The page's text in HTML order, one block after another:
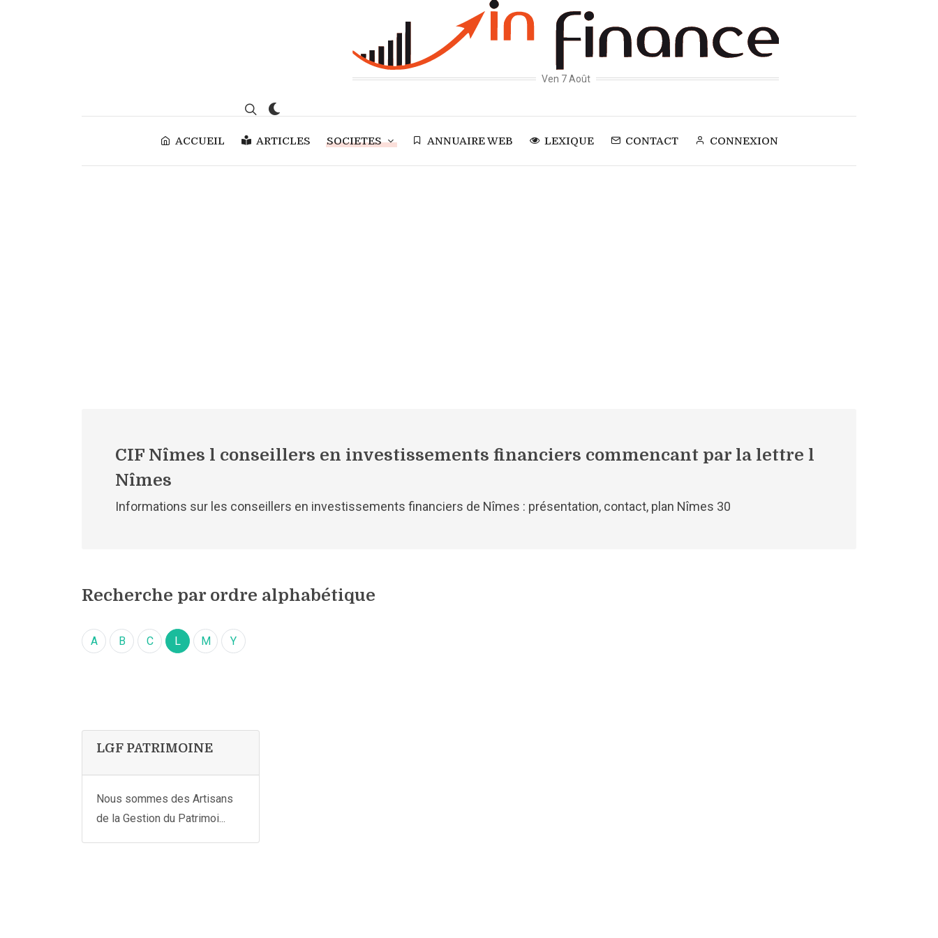
Ven 7 Août
ACCUEIL ARTICLES SOCIETES ANNUAIRE WEB LEXIQUE CONTACT CONNEXION
CIF Nîmes l conseillers en investissements financiers commencant par la lettre l
Nîmes
Informations sur les conseillers en investissements financiers de Nîmes : présentation, contact, plan Nîmes 30
Recherche par ordre alphabétique
A B C L M Y
LGF PATRIMOINE
Nous sommes des Artisans
de la Gestion du Patrimoi...